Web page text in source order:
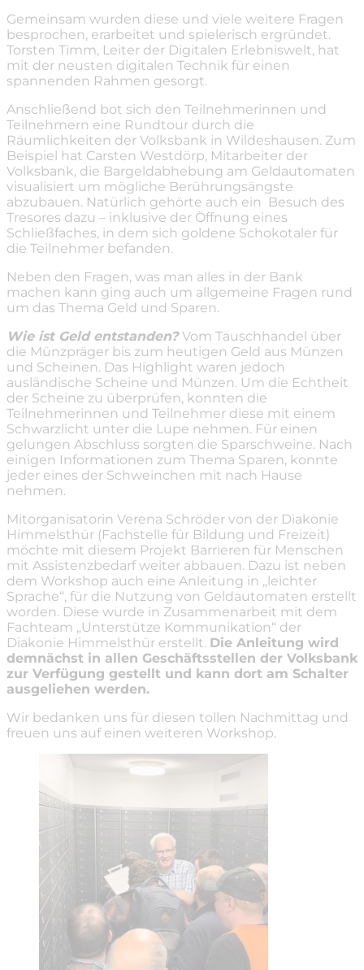
Gemeinsam wurden diese und viele weitere Fragen
besprochen, erarbeitet und spielerisch ergründet.
Torsten Timm, Leiter der Digitalen Erlebniswelt, hat
mit der neusten digitalen Technik für einen
spannenden Rahmen gesorgt.
Anschließend bot sich den Teilnehmerinnen und
Teilnehmern eine Rundtour durch die
Räumlichkeiten der Volksbank in Wildeshausen. Zum
Beispiel hat Carsten Westdörp, Mitarbeiter der
Volksbank, die Bargeldabhebung am Geldautomaten
visualisiert um mögliche Berührungsängste
abzubauen. Natürlich gehörte auch ein Besuch des
Tresores dazu – inklusive der Öffnung eines
Schließfaches, in dem sich goldene Schokotaler für
die Teilnehmer befanden.
Neben den Fragen, was man alles in der Bank
machen kann ging auch um allgemeine Fragen rund
um das Thema Geld und Sparen.
Wie ist Geld entstanden? Vom Tauschhandel über
die Münzpräger bis zum heutigen Geld aus Münzen
und Scheinen. Das Highlight waren jedoch
ausländische Scheine und Münzen. Um die Echtheit
der Scheine zu überprüfen, konnten die
Teilnehmerinnen und Teilnehmer diese mit einem
Schwarzlicht unter die Lupe nehmen. Für einen
gelungen Abschluss sorgten die Sparschweine. Nach
einigen Informationen zum Thema Sparen, konnte
jeder eines der Schweinchen mit nach Hause
nehmen.
Mitorganisatorin Verena Schröder von der Diakonie
Himmelsthür (Fachstelle für Bildung und Freizeit)
möchte mit diesem Projekt Barrieren für Menschen
mit Assistenzbedarf weiter abbauen. Dazu ist neben
dem Workshop auch eine Anleitung in „leichter
Sprache“, für die Nutzung von Geldautomaten erstellt
worden. Diese wurde in Zusammenarbeit mit dem
Fachteam „Unterstütze Kommunikation“ der
Diakonie Himmelsthür erstellt. Die Anleitung wird
demnächst in allen Geschäftsstellen der Volksbank
zur Verfügung gestellt und kann dort am Schalter
ausgeliehen werden.
Wir bedanken uns für diesen tollen Nachmittag und
freuen uns auf einen weiteren Workshop.